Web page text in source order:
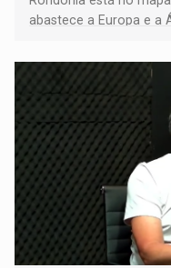
abastece a Europa e a